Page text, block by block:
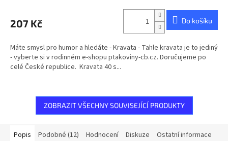
207 Kč Do košíku
Máte smysl pro humor a hledáte - Kravata - Tahle kravata je to jediný
- vyberte si v rodinném e-shopu ptakoviny-cb.cz. Doručujeme po
celé České republice. Kravata 40 s...
ZOBRAZIT VŠECHNY SOUVISEJÍCÍ PRODUKTY
Popis Podobné (12) Hodnocení Diskuze Ostatní informace